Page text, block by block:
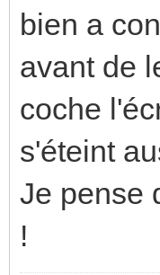
bien a
avant de
coche
s'éteint
Je pense
!